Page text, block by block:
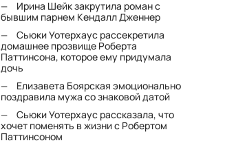
Ирина Шейк закрутила роман с
бывшим парнем Кендалл Дженнер
Сьюки Уотерхаус рассекретила
домашнее прозвище Роберта
Паттинсона, которое ему придумала
дочь
Елизавета Боярская эмоционально
поздравила мужа со знаковой датой
Сьюки Уотерхаус рассказала, что
хочет поменять в жизни с Робертом
Паттинсоном